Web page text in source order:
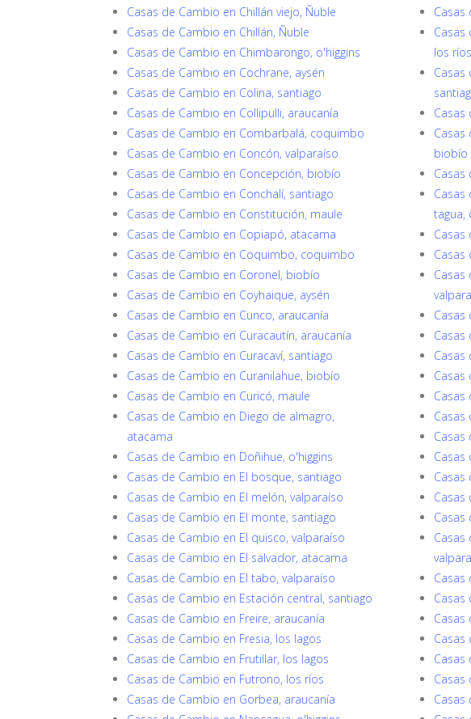
Casas de Cambio en Chillán viejo, Ñuble
Casas de Cambio en Chillán, Ñuble
Casas de Cambio en Chimbarongo, o'higgins
Casas de Cambio en Cochrane, aysén
Casas de Cambio en Colina, santiago
Casas de Cambio en Collipulli, araucanía
Casas de Cambio en Combarbalá, coquimbo
Casas de Cambio en Concón, valparaíso
Casas de Cambio en Concepción, biobío
Casas de Cambio en Conchalí, santiago
Casas de Cambio en Constitución, maule
Casas de Cambio en Copiapó, atacama
Casas de Cambio en Coquimbo, coquimbo
Casas de Cambio en Coronel, biobío
Casas de Cambio en Coyhaique, aysén
Casas de Cambio en Cunco, araucanía
Casas de Cambio en Curacautín, araucanía
Casas de Cambio en Curacaví, santiago
Casas de Cambio en Curanilahue, biobío
Casas de Cambio en Curicó, maule
Casas de Cambio en Diego de almagro,
atacama
Casas de Cambio en Doñihue, o'higgins
Casas de Cambio en El bosque, santiago
Casas de Cambio en El melón, valparaíso
Casas de Cambio en El monte, santiago
Casas de Cambio en El quisco, valparaíso
Casas de Cambio en El salvador, atacama
Casas de Cambio en El tabo, valparaíso
Casas de Cambio en Estación central, santiago
Casas de Cambio en Freire, araucanía
Casas de Cambio en Fresia, los lagos
Casas de Cambio en Frutillar, los lagos
Casas de Cambio en Futrono, los ríos
Casas de Cambio en Gorbea, araucanía
Casas
Casas
los ríos
Casas
Casas
Casas
biobío
Casas
tagua,
Casas
Casas
Casas
Casas
Casas
Casas
Casas
Casas
Casas
Casas
Casas
Casas
Casas
Casas
Casas
Casas
Casas
Casas
Casas
Casas
Casas
Casas